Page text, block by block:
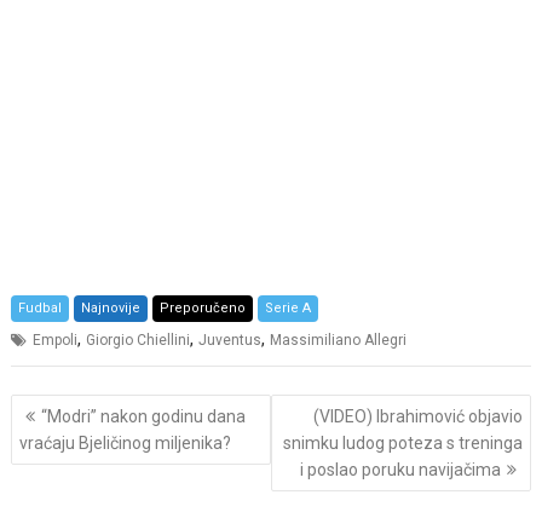
Fudbal Najnovije Preporučeno Serie A
Empoli, Giorgio Chiellini,Juventus, Massimiliano Allegri
Post
navigation
“Modri” nakon godinu dana
vraćaju Bjeličinog miljenika?
(VIDEO) Ibrahimović objavio
snimku ludog poteza s treninga
i poslao poruku navijačima